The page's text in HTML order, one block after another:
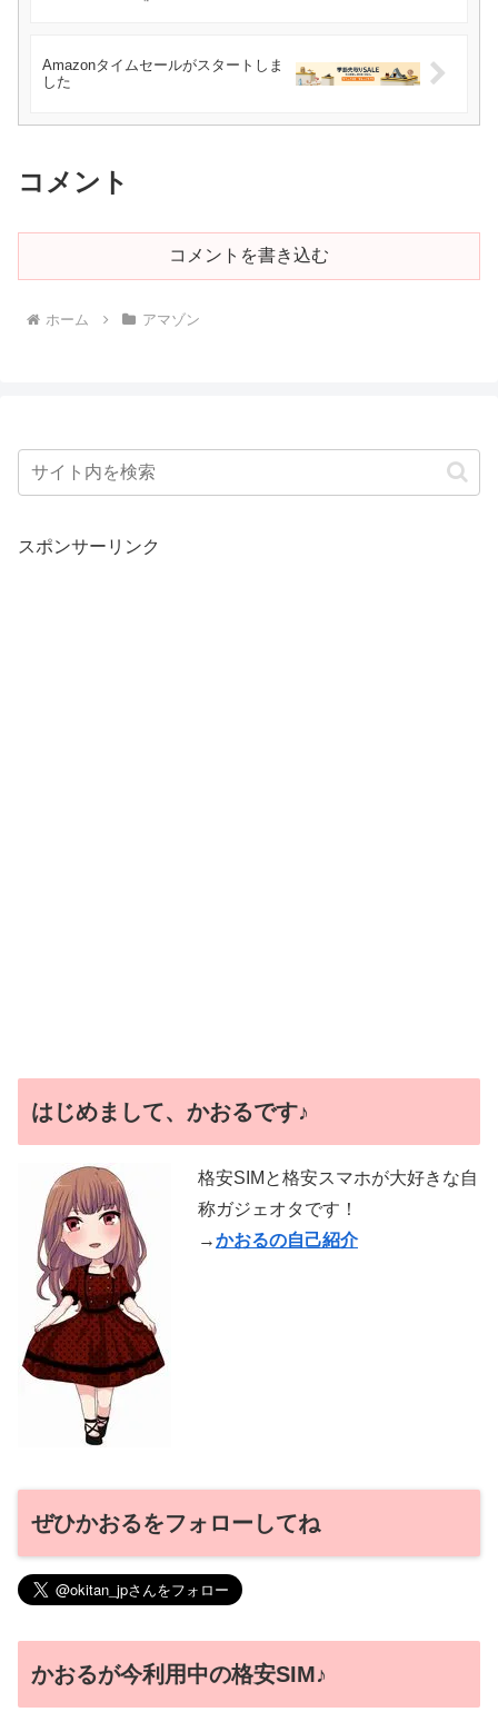
Amazonタイムセールがスタートしま
した
コメント
コメントを書き込む
ホーム アマゾン
スポンサーリンク
はじめまして、かおるです♪
格安SIMと格安スマホが大好きな自
称ガジェオタです！
→かおるの自己紹介
ぜひかおるをフォローしてね
かおるが今利用中の格安SIM♪